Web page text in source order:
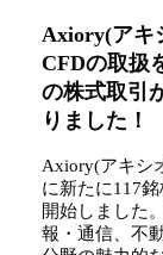
Axiory(アキ
CFDの取扱
の株式取引
りました！
Axiory(アキシ
に新たに117
開始しました
報・通信、不